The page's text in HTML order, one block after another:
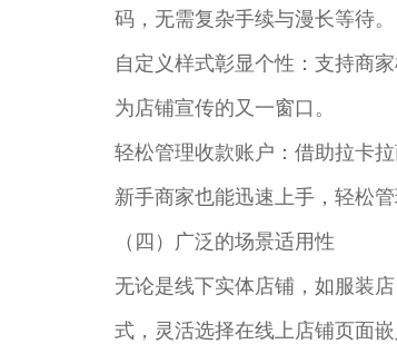
码，无需复杂手续与漫长等待。​
自定义样式彰显个性：支持商
为店铺宣传的又一窗口。​
轻松管理收款账户：借助拉卡
新手商家也能迅速上手，轻松管
（四）广泛的场景适用性​
无论是线下实体店铺，如服装
式，灵活选择在线上店铺页面